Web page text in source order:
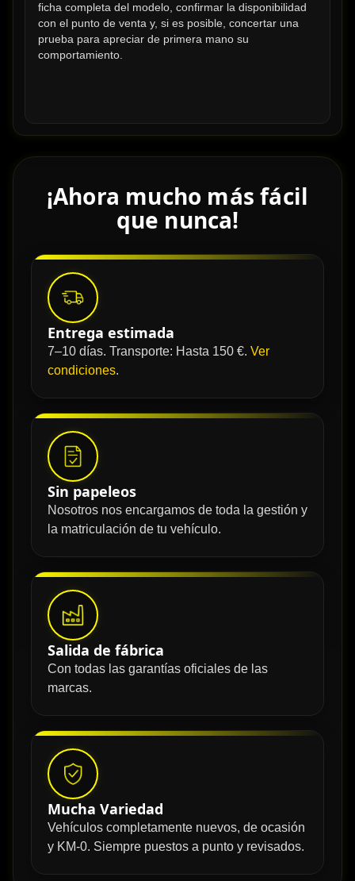
ficha completa del modelo, confirmar la disponibilidad
con el punto de venta y, si es posible, concertar una
prueba para apreciar de primera mano su
comportamiento.
¡Ahora mucho más fácil
que nunca!
Entrega estimada
7–10 días. Transporte: Hasta 150 €. Ver
condiciones.
Sin papeleos
Nosotros nos encargamos de toda la gestión y
la matriculación de tu vehículo.
Salida de fábrica
Con todas las garantías oficiales de las
marcas.
Mucha Variedad
Vehículos completamente nuevos, de ocasión
y KM-0. Siempre puestos a punto y revisados.